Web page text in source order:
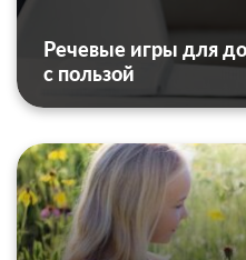
Речевые игры для
с пользой